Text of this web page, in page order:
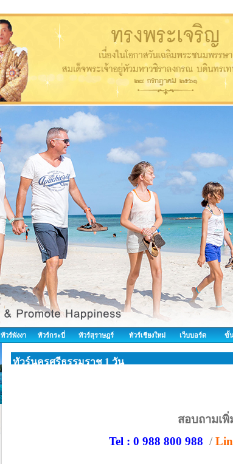
ทัวร์พังงา ทัวร์กระบี่ ทัวร์สุราษฎร์ ทัวร์เชียงใหม่ เว็บบอร์ด ขั้
ทัวร์นครศรีธรรมราช 1 วัน
สอบถามเพิ่
Tel : 0 988 800 988 /